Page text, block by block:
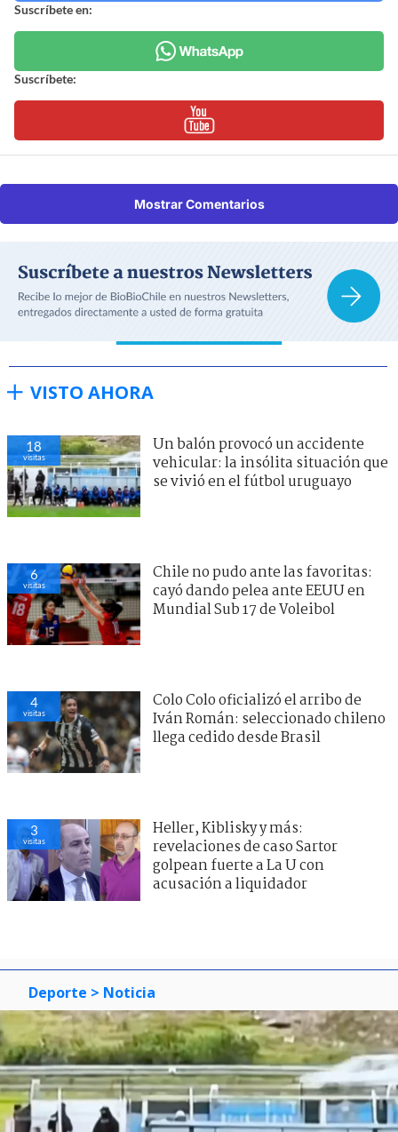
Suscríbete en:
Suscríbete:
Mostrar Comentarios
VISTO AHORA
18
visitas
Un balón provocó un accidente
vehicular: la insólita situación que
se vivió en el fútbol uruguayo
6
visitas
Chile no pudo ante las favoritas:
cayó dando pelea ante EEUU en
Mundial Sub 17 de Voleibol
4
visitas
Colo Colo oficializó el arribo de
Iván Román: seleccionado chileno
llega cedido desde Brasil
3
visitas
Heller, Kiblisky y más:
revelaciones de caso Sartor
golpean fuerte a La U con
acusación a liquidador
Deporte > Noticia